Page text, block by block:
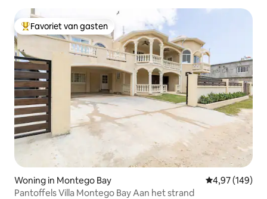
Topfavoriet van gasten
Favoriet van gasten
Woning in Montego Bay Gemiddelde
4,97 (149)
Pantoffels Villa Montego Bay Aan het strand